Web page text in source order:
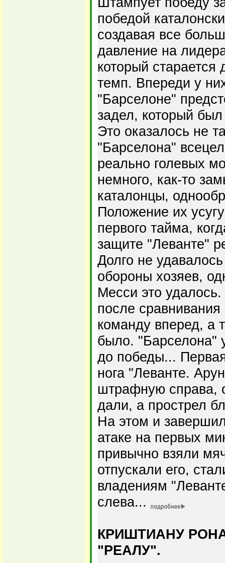
победой
создавая все
давление на
который старается
темп. Впереди у
"Барселоне"
задел, который
Это оказалось не
"Барселона"
реально голевых
немного, как-то
каталонцы,
Положение их
первого тайма,
защите "Леванте"
Долго не
обороны хозяев,
Месси это
после
команду вперед, а
было. "Барселона"
до победы...
нога "Леванте.
штрафную справа,
дали, а прострел
На этом и
атаке на первых
привычно взяли
отпускали его,
владениям
слева...
КРИШТИАНУ
"РЕАЛУ".